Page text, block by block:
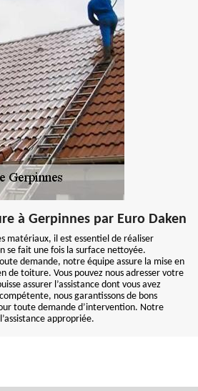
à Gerpinnes par Euro Daken
matériaux, il est essentiel de réaliser
se fait une fois la surface nettoyée.
demande, notre équipe assure la mise en
de toiture. Vous pouvez nous adresser votre
assurer l’assistance dont vous avez
nous garantissons de bons
toute demande d’intervention. Notre
appropriée.